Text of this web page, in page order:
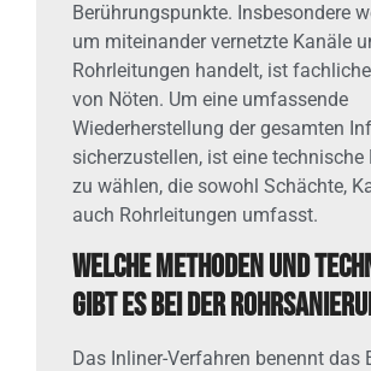
Berührungspunkte. Insbesondere
um miteinander vernetzte Kanäle
Rohrleitungen handelt, ist
von Nöten. Um eine umfassende
Wiederherstellung der gesamten
sicherzustellen, ist eine technische
zu wählen, die sowohl Schächte,
auch Rohrleitungen umfasst.
Welche Methoden und
gibt es bei der
Das Inliner-Verfahren benennt das